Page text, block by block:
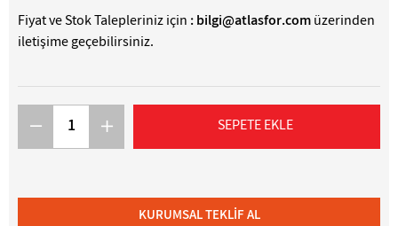
Fiyat ve Stok Talepleriniz için :bilgi@atlasfor.comüzerinden
iletişime geçebilirsiniz.